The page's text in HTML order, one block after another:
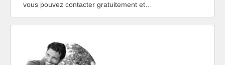
vous pouvez contacter gratuitement et…